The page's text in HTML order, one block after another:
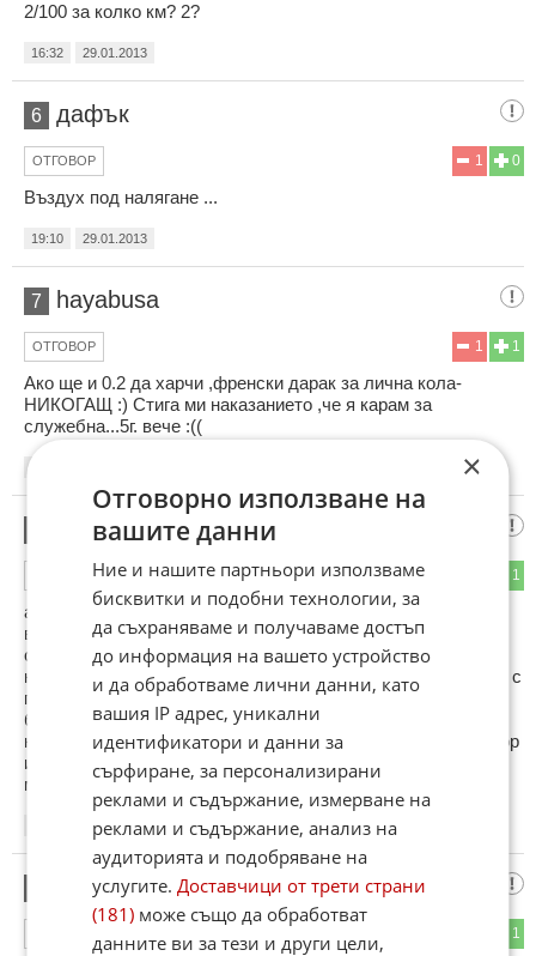
2/100 за колко км? 2?
16:32 29.01.2013
6 дафък
0
1
ОТГОВОР
Въздух под налягане ...
19:10 29.01.2013
7 hayabusa
1
1
ОТГОВОР
Ако ще и 0.2 да харчи ,френски дарак за лична кола-
НИКОГАЩ :) Стига ми наказанието ,че я карам за
служебна...5г. вече :((
натурален българин
1
ОТГОВОР
ами като пишете коментарите не четете само заглавието
вътре много ясно си пише че системата от сгъстен въздух
се храни от бензинов агрегат това означава че пробега е
неограничен и ако с една бутилка въздух минава 10 км. то с
помощта на нагнетателния бензинов механизъм то
бутилката няма да се изпразно докато не спрете да
наливате бензин а сега се сетете ако е на метан този мотор
и с една водородна клетка дали няма да излезе че
минаваме 100 км за 2 лева
29.01.2013
петролчо
1
×
Отговорно използване на
вашите данни
Ние и нашите партньори използваме
бисквитки и подобни технологии, за
да съхраняваме и получаваме достъп
до информация на вашето устройство
и да обработваме лични данни, като
вашия IP адрес, уникални
идентификатори и данни за
сърфиране, за персонализирани
реклами и съдържание, измерване на
реклами и съдържание, анализ на
аудиторията и подобряване на
услугите.Доставчици от трети страни
(181) може също да обработват
данните ви за тези и други цели,